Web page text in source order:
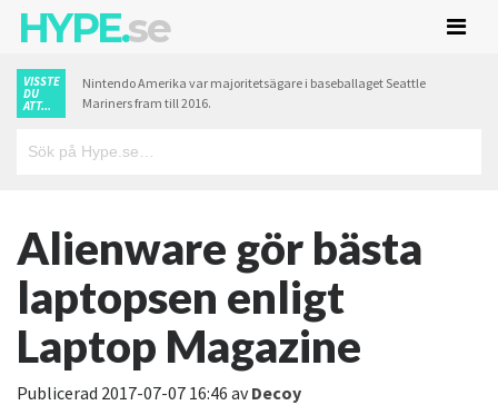
HYPE.se
VISSTE
DU
ATT...
Nintendo Amerika var majoritetsägare i baseballaget Seattle
Mariners fram till 2016.
Alienware gör bästa
laptopsen enligt
Laptop Magazine
Publicerad 2017-07-07 16:46 avDecoy